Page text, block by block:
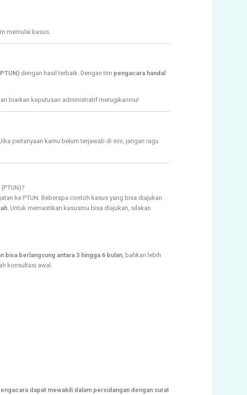
memulai kasus.
dengan hasil terbaik. Dengan tim pengacara handal
biarkan keputusan administratif merugikanmu!
pertanyaan kamu belum terjawab di sini, jangan ragu
ke PTUN. Beberapa contoh kasus yang bisa diajukan
. Untuk memastikan kasusmu bisa diajukan, silakan
bisa berlangsung antara 3 hingga 6 bulan, bahkan lebih
konsultasi awal.
dapat mewakili dalam persidangan dengan surat